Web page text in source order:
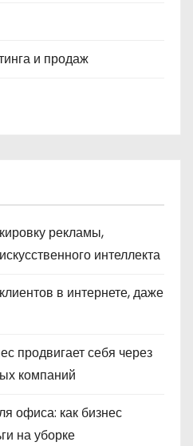
и продаж
рекламы,
интеллекта
в интернете, даже
продвигает себя через
компаний
офиса: как бизнес
на уборке